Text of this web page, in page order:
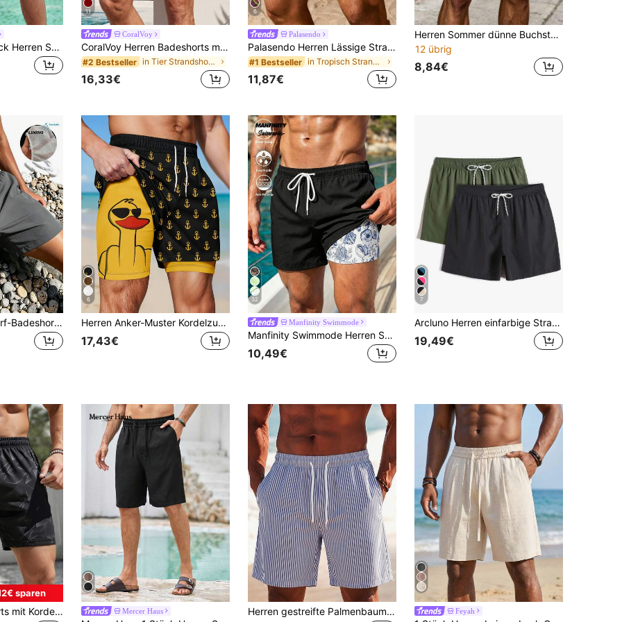
Mercer Haus 1 Stück Herren Schwarze leichte atmungsaktive Shorts mit Kordelzug, Urlaubsstil Strandshorts mit Reißverschlusstaschen, geeignet für Sommer Strand, Surfen, Urlaub, Alltag
11
CoralVoy
CoralVoy Herren Badeshorts mit Tiermotiv-Stickerei und Kordelzugbund, Hawaii-Stil, Urlaub
#2 Bestseller in Tier Strandshorts für Herren
16,33€
6
Palasendo
Palasendo Herren Lässige Strandurlaub Bedruckte Kordelzug Lose Strandshorts, Urlaub
#1 Bestseller in Tropisch Strandshorts für Herren
11,87€
Herren Sommer dünne Buchstaben-Muster Lässig Mode Sport Schnelltrocknende Shorts
12 übrig
8,84€
Herren Sommer Surf-Badeshorts mit elastischem Bund, gefüttert, einfarbig, Strandshorts
6
Herren Anker-Muster Kordelzug Taille Lässig Atmungsaktive Strandshorts, 2 in 1 Design, Für Ihn
17,43€
32
Manfinity Swimmode
Manfinity Swimmode Herren Sommer Strandurlaub Stil Muschel & Konchen Muster Kordelzug Taille 2 in 1 Badeshorts
10,49€
7
Arcluno Herren einfarbige Strandshorts mit Kordelzug an der Taille (2er/Pack), Urlaub
19,49€
sparen
Herren Lässig Shorts mit Kordelzug und Liniendruck, atmungsaktive Sport-Streetwear, geeignet für Frühling/Sommer Alltagsfahrten Mercer Haus Herren gestreifte Palmenbaum Muster Casual Strand Shorts mit Kordelzug, Sommer Feyah